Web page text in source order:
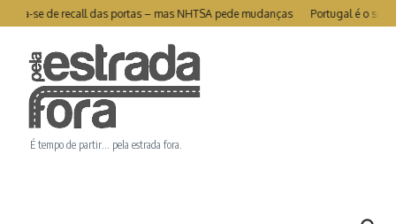
Ir para o conteúdo
se de recall das portas – mas NHTSA pede mudanças Portugal é o
É tempo de partir… pela estrada fora.